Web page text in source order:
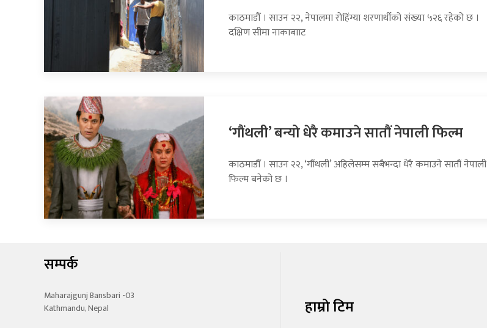
काठमाडौँ । साउन २२, नेपालमा रोहिंग्या शरणार्थीको संख्या ५२६ रहेको छ ।
दक्षिण सीमा नाकाबााट
‘गौंथली’ बन्यो धेरै कमाउने सातौं नेपाली फिल्म
काठमाडौँ । साउन २२, ‘गौंथली’ अहिलेसम्म सबैभन्दा धेरै कमाउने सातौं नेपाली
फिल्म बनेको छ ।
सम्पर्क
Maharajgunj Bansbari -03
Kathmandu, Nepal
हाम्रो टिम